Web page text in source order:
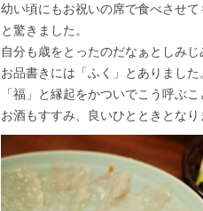
幼い頃にもお祝いの席で食べさせ
と驚きました。
自分も歳をとったのだなぁとしみ
お品書きには「ふく」とありました
「福」と縁起をかついでこう呼ぶ
お酒もすすみ、良いひとときとなり